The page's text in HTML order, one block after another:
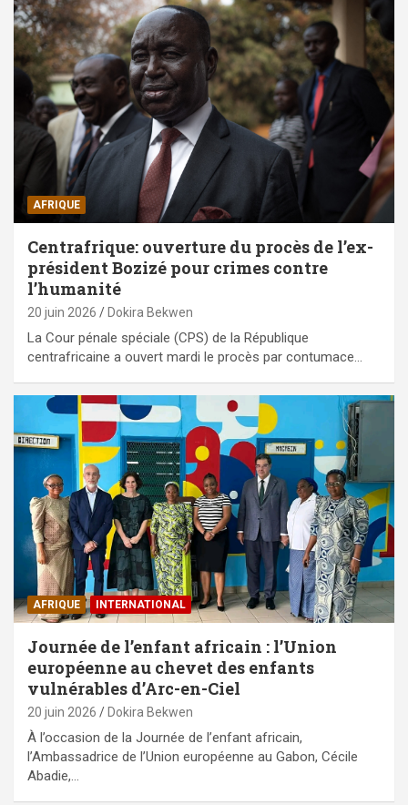
AFRIQUE
Centrafrique: ouverture du procès de l’ex-
président Bozizé pour crimes contre
l’humanité
20 juin 2026 Dokira Bekwen
La Cour pénale spéciale (CPS) de la République
centrafricaine a ouvert mardi le procès par contumace…
AFRIQUE INTERNATIONAL
Journée de l’enfant africain : l’Union
européenne au chevet des enfants
vulnérables d’Arc-en-Ciel
20 juin 2026 Dokira Bekwen
À l’occasion de la Journée de l’enfant africain,
l’Ambassadrice de l’Union européenne au Gabon, Cécile
Abadie,…